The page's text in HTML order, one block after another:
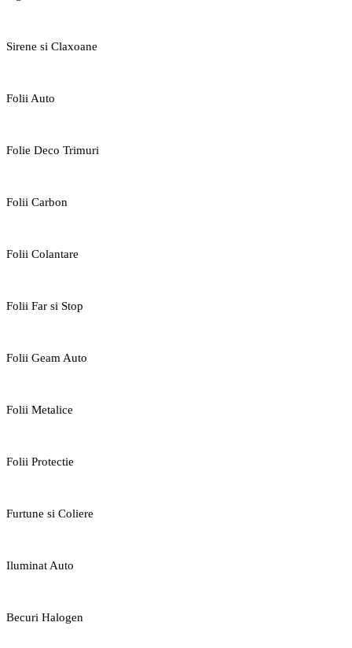
Sirene si Claxoane
Folii Auto
Folie Deco Trimuri
Folii Carbon
Folii Colantare
Folii Far si Stop
Folii Geam Auto
Folii Metalice
Folii Protectie
Furtune si Coliere
Iluminat Auto
Becuri Halogen